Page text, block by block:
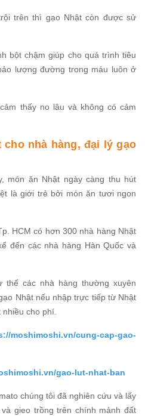
trên thì gạo Nhật còn được sử
bột chậm giúp cho quá trình tiêu
lượng đường trong máu luôn ở
thấy no lâu và không có cảm
cho nhà hàng, đại lý gạo
món ăn Nhật ngày càng thu hút
là giới trẻ bởi món ăn tươi ngon
HCM có hơn 300 nhà hàng Nhật
đến các nhà hàng Hàn Quốc và
các nhà hàng thường xuyên
Nhật nếu nhập trực tiếp từ Nhật
cho phí.
moshimoshi.vn/cung-cap-gao-
gao-lut-nhat-ban
chúng tôi đã nghiên cứu và lấy
gieo trồng trên chính mảnh đất